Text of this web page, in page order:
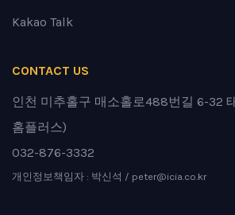
Kakao Talk
CONTACT US
인천 미추홀구 매소홀로488번길 6-32
홈플러스)
032-876-3332
개인정보책임자 : 박신석 / peter@icia.co.kr